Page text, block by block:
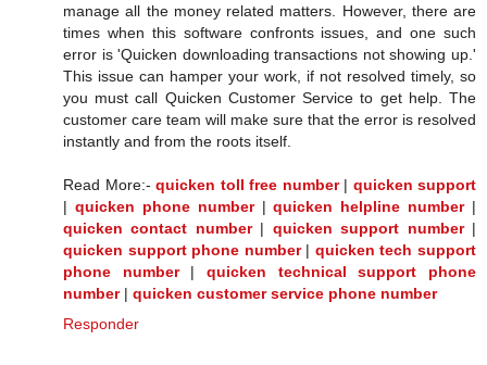
manage all the money related matters. However, there are
times when this software confronts issues, and one such
error is 'Quicken downloading transactions not showing up.'
This issue can hamper your work, if not resolved timely, so
you must call Quicken Customer Service to get help. The
customer care team will make sure that the error is resolved
instantly and from the roots itself.
Read More:- quicken toll free number| quicken support
| quicken phone number|quicken helpline number|
quicken contact number| quicken support number|
quicken support phone number| quicken tech support
phone number|quicken technical support phone
number| quicken customer service phone number
Responder